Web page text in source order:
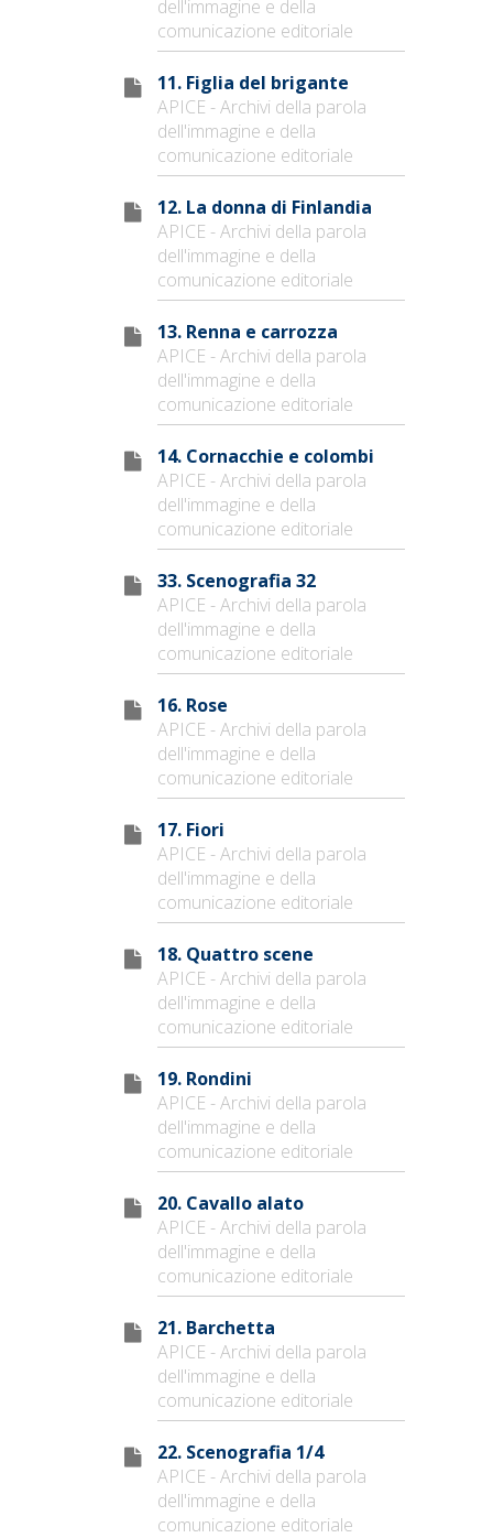
dell'immagine e della
comunicazione editoriale
11. Figlia del brigante
APICE - Archivi della parola
dell'immagine e della
comunicazione editoriale
12. La donna di Finlandia
APICE - Archivi della parola
dell'immagine e della
comunicazione editoriale
13. Renna e carrozza
APICE - Archivi della parola
dell'immagine e della
comunicazione editoriale
14. Cornacchie e colombi
APICE - Archivi della parola
dell'immagine e della
comunicazione editoriale
33. Scenografia 32
APICE - Archivi della parola
dell'immagine e della
comunicazione editoriale
16. Rose
APICE - Archivi della parola
dell'immagine e della
comunicazione editoriale
17. Fiori
APICE - Archivi della parola
dell'immagine e della
comunicazione editoriale
18. Quattro scene
APICE - Archivi della parola
dell'immagine e della
comunicazione editoriale
19. Rondini
APICE - Archivi della parola
dell'immagine e della
comunicazione editoriale
20. Cavallo alato
APICE - Archivi della parola
dell'immagine e della
comunicazione editoriale
21. Barchetta
APICE - Archivi della parola
dell'immagine e della
comunicazione editoriale
22. Scenografia 1/4
APICE - Archivi della parola
dell'immagine e della
comunicazione editoriale